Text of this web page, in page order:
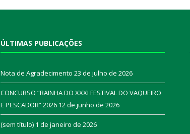
ÚLTIMAS PUBLICAÇÕES
Nota de Agradecimento 23 de julho de 2026
CONCURSO “RAINHA DO XXXI FESTIVAL DO VAQUEIRO
E PESCADOR” 2026 12 de junho de 2026
(sem título) 1 de janeiro de 2026